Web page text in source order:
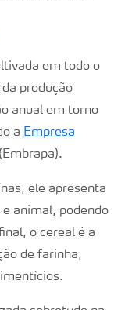
em todo o
produção
anual em torno
a Empresa
(Embrapa).
ele apresenta
animal, podendo
o cereal é a
de farinha,